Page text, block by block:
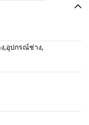
,อุปกรณ์ช่าง,